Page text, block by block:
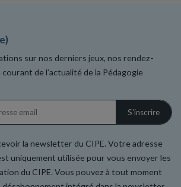
sur nos derniers jeux, nos rendez-
de l’actualité de la Pédagogie
la newsletter du CIPE. Votre adresse
uniquement utilisée pour vous envoyer les
du CIPE. Vous pouvez à tout moment